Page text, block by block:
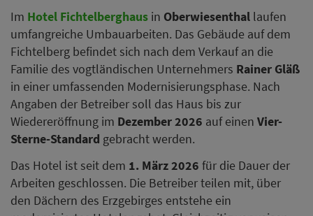
Im Hotel Fichtelberghaus in Oberwiesenthal laufen
umfangreiche Umbauarbeiten. Das Gebäude auf dem
Fichtelberg befindet sich nach dem Verkauf an die
Familie des vogtländischen Unternehmers Rainer Gläß
in einer umfassenden Modernisierungsphase. Nach
Angaben der Betreiber soll das Haus bis zur
Wiedereröffnung im Dezember 2026 auf einen Vier-
Sterne-Standard gebracht werden.
Das Hotel ist seit dem 1. März 2026 für die Dauer der
Arbeiten geschlossen. Die Betreiber teilen mit, über
den Dächern des Erzgebirges entstehe ein